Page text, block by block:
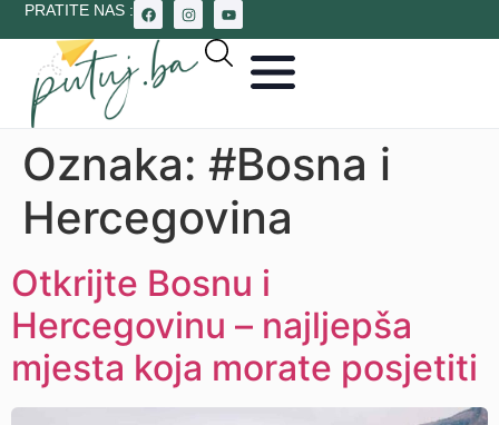
PRATITE NAS :
Oznaka: #Bosna i
Hercegovina
Otkrijte Bosnu i
Hercegovinu – najljepša
mjesta koja morate posjetiti